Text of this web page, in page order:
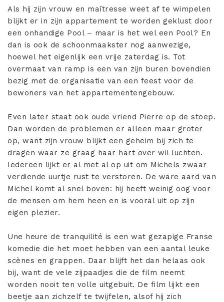
Als hij zijn vrouw en maîtresse weet af te wimpelen
blijkt er in zijn appartement te worden geklust door
een onhandige Pool – maar is het wel een Pool? En
dan is ook de schoonmaakster nog aanwezige,
hoewel het eigenlijk een vrije zaterdag is. Tot
overmaat van ramp is een van zijn buren bovendien
bezig met de organisatie van een feest voor de
bewoners van het appartementengebouw.
Even later staat ook oude vriend Pierre op de stoep.
Dan worden de problemen er alleen maar groter
op, want zijn vrouw blijkt een geheim bij zich te
dragen waar ze graag haar hart over wil luchten.
Iedereen lijkt er al met al op uit om Michels zwaar
verdiende uurtje rust te verstoren. De ware aard van
Michel komt al snel boven: hij heeft weinig oog voor
de mensen om hem heen en is vooral uit op zijn
eigen plezier.
Une heure de tranquilité is een wat gezapige Franse
komedie die het moet hebben van een aantal leuke
scènes en grappen. Daar blijft het dan helaas ook
bij, want de vele zijpaadjes die de film neemt
worden nooit ten volle uitgebuit. De film lijkt een
beetje aan zichzelf te twijfelen, alsof hij zich